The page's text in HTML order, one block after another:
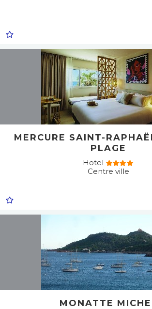
MERCURE SAINT-
PLAGE
Hotel
Centre ville
MONATTE